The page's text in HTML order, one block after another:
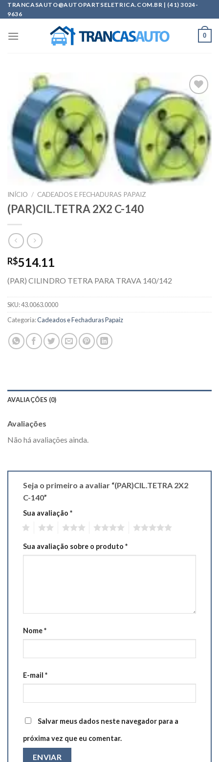
Skip
to
TRANCASAUTO@AUTOPARTSELETRICA.COM.BR | (41) 3024-
9636
0
Add to
wishlist
INÍCIO / CADEADOS E FECHADURAS PAPAIZ
(PAR)CIL.TETRA 2X2 C-140
R$514.11
(PAR) CILINDRO TETRA PARA TRAVA 140/142
SKU:43.0063.0000
Categoria:Cadeados e Fechaduras Papaiz
AVALIAÇÕES (0)
Avaliações
Não há avaliações ainda.
Seja o primeiro a avaliar “(PAR)CIL.TETRA 2X2
C-140”
Sua avaliação *
Sua avaliação sobre o produto *
Nome*
E-mail *
Salvar meus dados neste navegador para a
próxima vez que eu comentar.